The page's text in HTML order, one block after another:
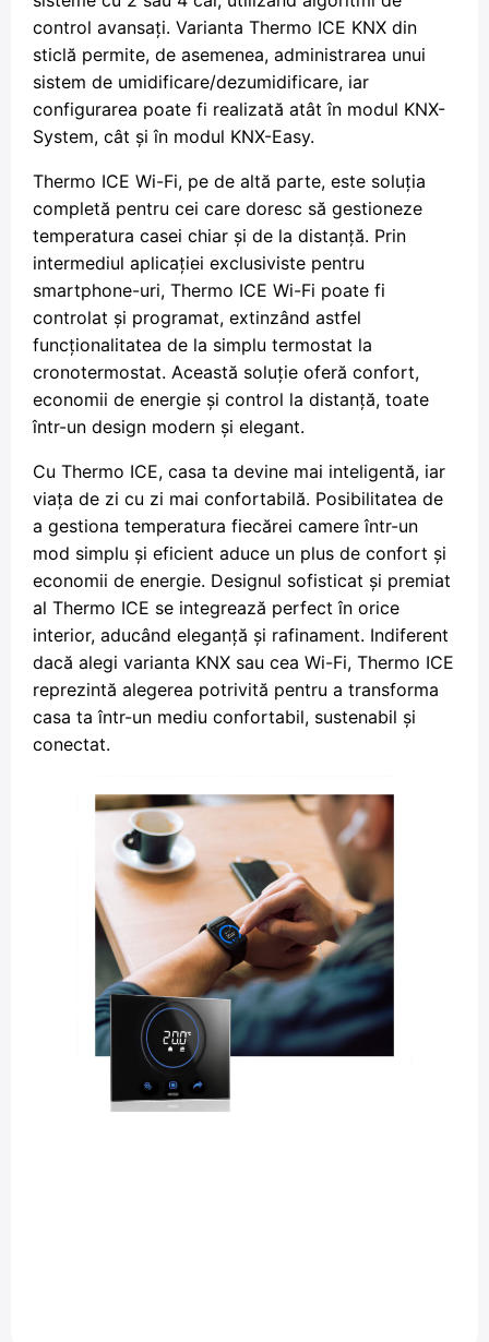
control avansați. Varianta Thermo ICE KNX din
sticlă permite, de asemenea, administrarea unui
sistem de umidificare/dezumidificare, iar
configurarea poate fi realizată atât în modul KNX-
System, cât și în modul KNX-Easy.
Thermo ICE Wi-Fi, pe de altă parte, este soluția
completă pentru cei care doresc să gestioneze
temperatura casei chiar și de la distanță. Prin
intermediul aplicației exclusiviste pentru
smartphone-uri, Thermo ICE Wi-Fi poate fi
controlat și programat, extinzând astfel
funcționalitatea de la simplu termostat la
cronotermostat. Această soluție oferă confort,
economii de energie și control la distanță, toate
într-un design modern și elegant.
Cu Thermo ICE, casa ta devine mai inteligentă, iar
viața de zi cu zi mai confortabilă. Posibilitatea de
a gestiona temperatura fiecărei camere într-un
mod simplu și eficient aduce un plus de confort și
economii de energie. Designul sofisticat și premiat
al Thermo ICE se integrează perfect în orice
interior, aducând eleganță și rafinament. Indiferent
dacă alegi varianta KNX sau cea Wi-Fi, Thermo ICE
reprezintă alegerea potrivită pentru a transforma
casa ta într-un mediu confortabil, sustenabil și
conectat.